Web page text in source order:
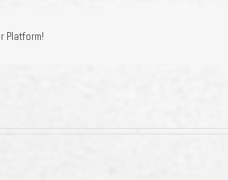
Platform!